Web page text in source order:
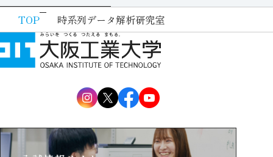
TOP
時系列データ解析研究室